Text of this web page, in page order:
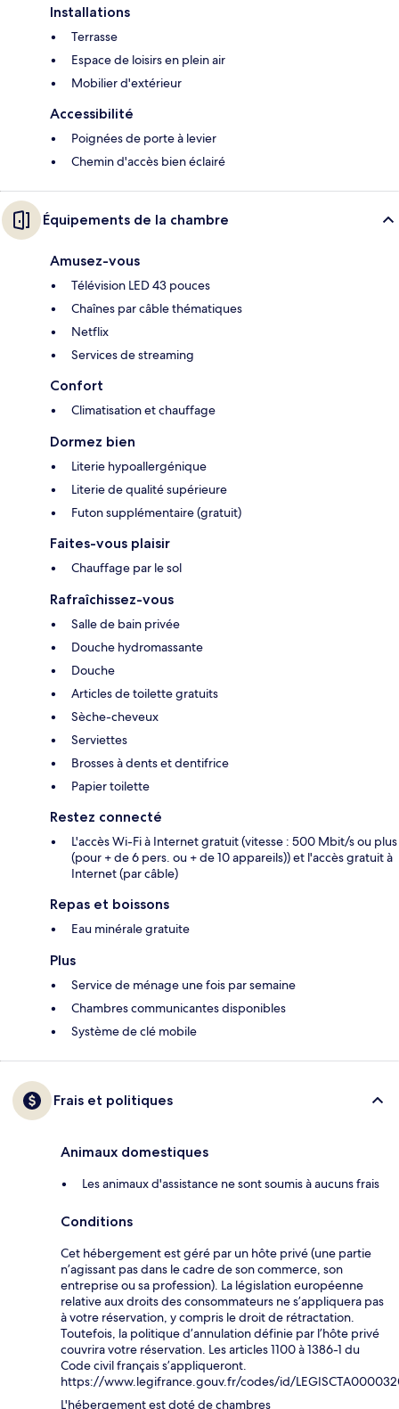
Installations
Terrasse
Espace de loisirs en plein air
Mobilier d'extérieur
Accessibilité
Poignées de porte à levier
Chemin d'accès bien éclairé
Équipements de la chambre
Amusez-vous
Télévision LED 43 pouces
Chaînes par câble thématiques
Netflix
Services de streaming
Confort
Climatisation et chauffage
Dormez bien
Literie hypoallergénique
Literie de qualité supérieure
Futon supplémentaire (gratuit)
Faites-vous plaisir
Chauffage par le sol
Rafraîchissez-vous
Salle de bain privée
Douche hydromassante
Douche
Articles de toilette gratuits
Sèche-cheveux
Serviettes
Brosses à dents et dentifrice
Papier toilette
Restez connecté
L'accès Wi-Fi à Internet gratuit (vitesse : 500 Mbit/s ou plus
(pour + de 6 pers. ou + de 10 appareils)) et l'accès gratuit à
Internet (par câble)
Repas et boissons
Eau minérale gratuite
Plus
Service de ménage une fois par semaine
Chambres communicantes disponibles
Système de clé mobile
Frais et politiques
Animaux domestiques
Les animaux d'assistance ne sont soumis à aucuns frais
Conditions
Cet hébergement est géré par un hôte privé (une partie
n’agissant pas dans le cadre de son commerce, son
entreprise ou sa profession). La législation européenne
relative aux droits des consommateurs ne s’appliquera pas
à votre réservation, y compris le droit de rétractation.
Toutefois, la politique d’annulation définie par l’hôte privé
couvrira votre réservation. Les articles 1100 à 1386-1 du
Code civil français s’appliqueront.
https://www.legifrance.gouv.fr/codes/id/
L'hébergement est doté de chambres